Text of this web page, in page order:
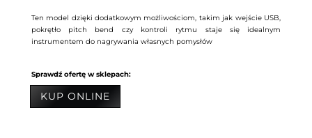
Ten model dzięki dodatkowym możliwościom, takim jak wejście USB,
pokrętło pitch bend czy kontroli rytmu staje się idealnym
instrumentem do nagrywania własnych pomysłów
Sprawdź ofertę w sklepach:
KUP ONLINE